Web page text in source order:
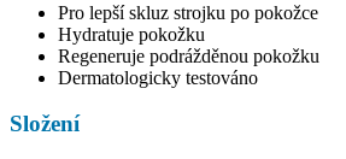
Pro lepší skluz strojku po pokožce
Hydratuje pokožku
Regeneruje podrážděnou pokožku
Dermatologicky testováno
Složení